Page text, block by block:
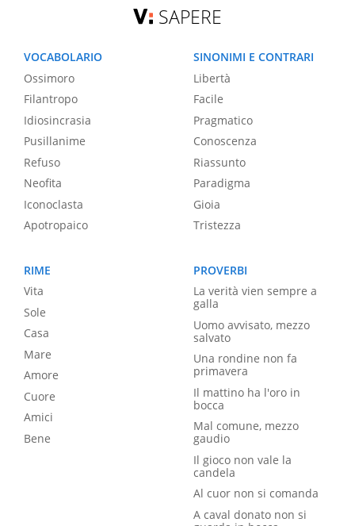
SAPERE
VOCABOLARIO
Ossimoro
Filantropo
Idiosincrasia
Pusillanime
Refuso
Neofita
Iconoclasta
Apotropaico
SINONIMI E CONTRARI
Libertà
Facile
Pragmatico
Conoscenza
Riassunto
Paradigma
Gioia
Tristezza
RIME
Vita
Sole
Casa
Mare
Amore
Cuore
Amici
Bene
PROVERBI
La verità vien sempre a
galla
Uomo avvisato, mezzo
salvato
Una rondine non fa
primavera
Il mattino ha l'oro in
bocca
Mal comune, mezzo
gaudio
Il gioco non vale la
candela
Al cuor non si comanda
A caval donato non si